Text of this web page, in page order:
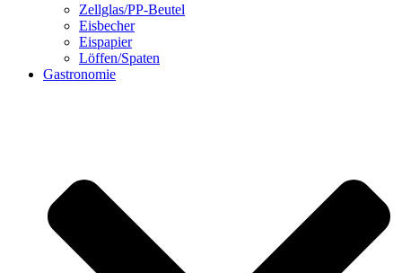
Zellglas/PP-Beutel
Eisbecher
Eispapier
Löffen/Spaten
Gastronomie